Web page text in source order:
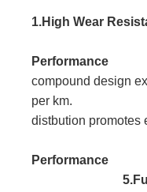
1.High Wear
compound design
per km.
distbution promotes
5.Fuel